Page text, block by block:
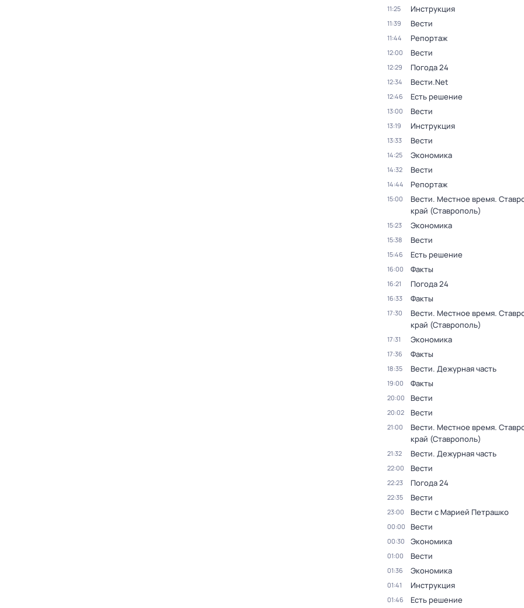
11:25 Инструкция
11:39 Вести
11:44 Репортаж
12:00 Вести
12:29 Погода 24
12:34 Вести.Net
12:46 Есть решение
13:00 Вести
13:19 Инструкция
13:33 Вести
14:25 Экономика
14:32 Вести
14:44 Репортаж
15:00
Вести. Местное время.
край (Ставрополь)
15:23 Экономика
15:38 Вести
15:46 Есть решение
16:00 Факты
16:21 Погода 24
16:33 Факты
17:30
Вести. Местное время.
край (Ставрополь)
17:31 Экономика
17:36 Факты
18:35 Вести. Дежурная часть
19:00 Факты
20:00 Вести
20:02 Вести
21:00
Вести. Местное время.
край (Ставрополь)
21:32 Вести. Дежурная часть
22:00 Вести
22:23 Погода 24
22:35 Вести
23:00 Вести с Марией Петрашко
00:00 Вести
00:30 Экономика
01:00 Вести
01:36 Экономика
01:41 Инструкция
01:46 Есть решение